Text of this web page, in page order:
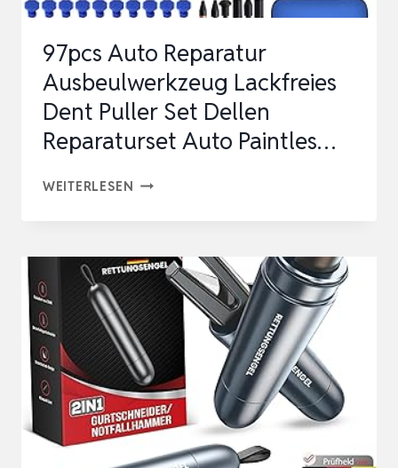
97pcs Auto Reparatur
Ausbeulwerkzeug Lackfreies
Dent Puller Set Dellen
Reparaturset Auto Paintles…
WEITERLESEN 97PCS
AUSBEULWERKZEUG
LACKFREIES
DENT
PULLER
SET
DELLEN
REPARATURSET
AUTO